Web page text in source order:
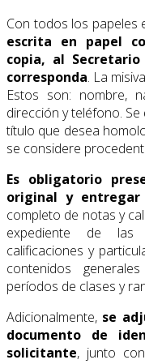
Con todos los papeles
escrita en papel
copia, al
corresponda. La
Estos son: nombre,
dirección y teléfono.
título que desea
se considere
Es obligatorio
original y entregar
completo de notas y
expediente de las
calificaciones y
contenidos
períodos de clases y
Adicionalmente, se
documento de
solicitante, junto